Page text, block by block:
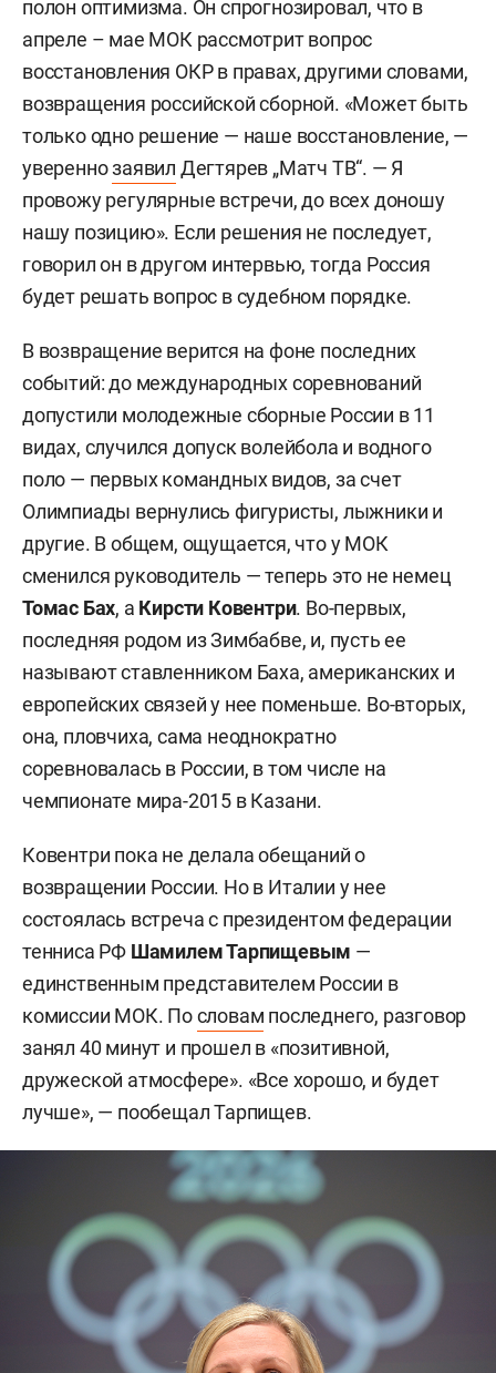
полон оптимизма. Он спрогнозировал, что в
апреле – мае МОК рассмотрит вопрос
восстановления ОКР в правах, другими словами,
возвращения российской сборной. «Может быть
только одно решение — наше восстановление, —
увереннозаявил Дегтярев „Матч ТВ“. — Я
провожу регулярные встречи, до всех доношу
нашу позицию». Если решения не последует,
говорил он в другом интервью, тогда Россия
будет решать вопрос в судебном порядке.
В возвращение верится на фоне последних
событий: до международных соревнований
допустили молодежные сборные России в 11
видах, случился допуск волейбола и водного
поло — первых командных видов, за счет
Олимпиады вернулись фигуристы, лыжники и
другие. В общем, ощущается, что у МОК
сменился руководитель — теперь это не немец
Томас Бах, а Кирсти Ковентри. Во-первых,
последняя родом из Зимбабве, и, пусть ее
называют ставленником Баха, американских и
европейских связей у нее поменьше. Во-вторых,
она, пловчиха, сама неоднократно
соревновалась в России, в том числе на
чемпионате мира-2015 в Казани.
Ковентри пока не делала обещаний о
возвращении России. Но в Италии у нее
состоялась встреча с президентом федерации
тенниса РФ Шамилем Тарпищевым —
единственным представителем России в
комиссии МОК. Пословам последнего, разговор
занял 40 минут и прошел в «позитивной,
дружеской атмосфере». «Все хорошо, и будет
лучше», — пообещал Тарпищев.